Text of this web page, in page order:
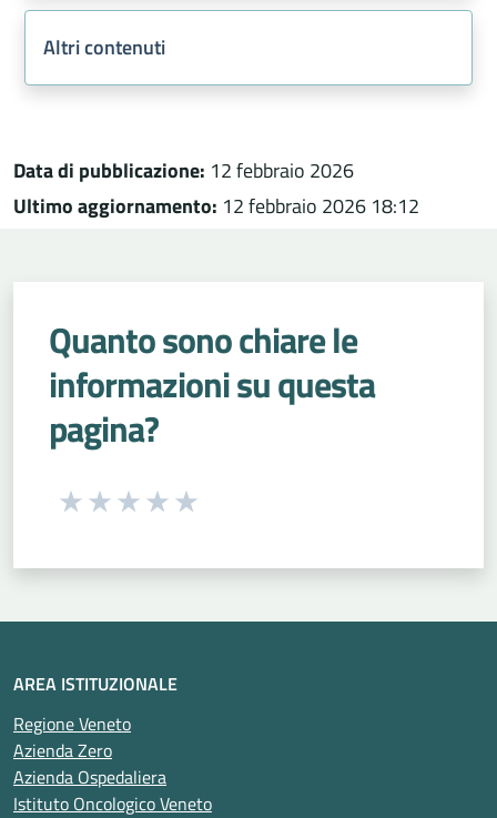
Altri contenuti
Data di pubblicazione: 12 febbraio 2026
Ultimo aggiornamento: 12 febbraio 2026 18:12
Quanto sono chiare le
informazioni su questa
pagina?
Seleziona una valutazione da 1 a 5 stelle
AREA ISTITUZIONALE
Regione Veneto
Azienda Zero
Azienda Ospedaliera
Istituto Oncologico Veneto